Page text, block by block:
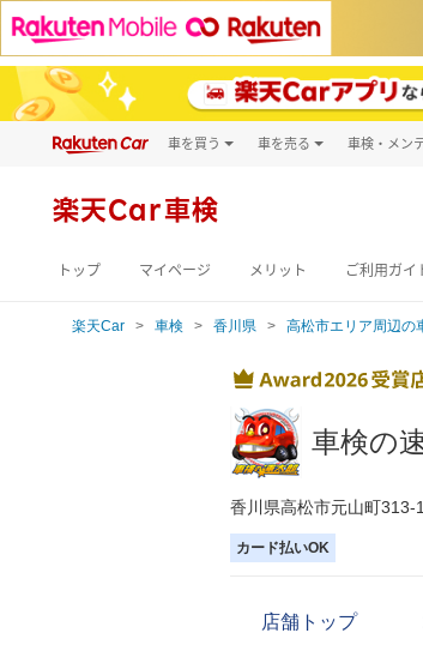
車を買う
新車
車を売る 車検・メン
楽天Car車検
トップ マイページ メリット ご利用ガイ
楽天Car 車検 香川県 高松市エリア周辺の
車検の
香川県高松市元山町313-1
カード払いOK
店舗トップ